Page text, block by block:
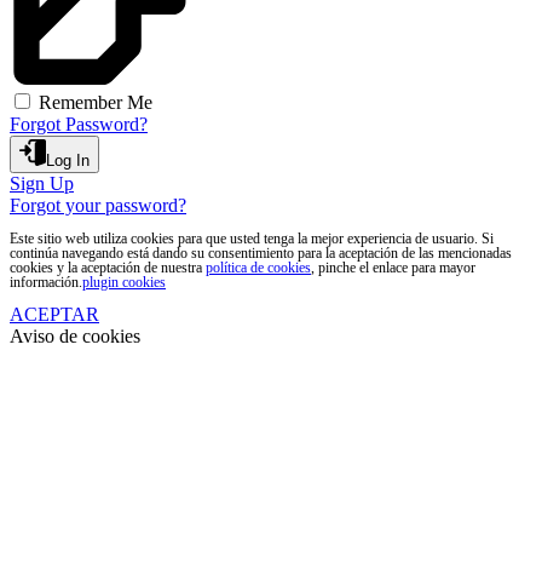
Remember Me
Forgot Password?
Log In
Sign Up
Forgot your password?
Este sitio web utiliza cookies para que usted tenga la mejor experiencia de usuario. Si
continúa navegando está dando su consentimiento para la aceptación de las mencionadas
cookies y la aceptación de nuestra política de cookies , pinche el enlace para mayor
información. plugin cookies
ACEPTAR
Aviso de cookies